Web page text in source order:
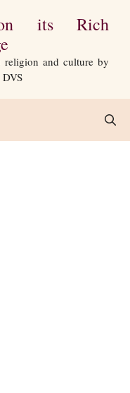
its Rich
religion and culture by
DVS